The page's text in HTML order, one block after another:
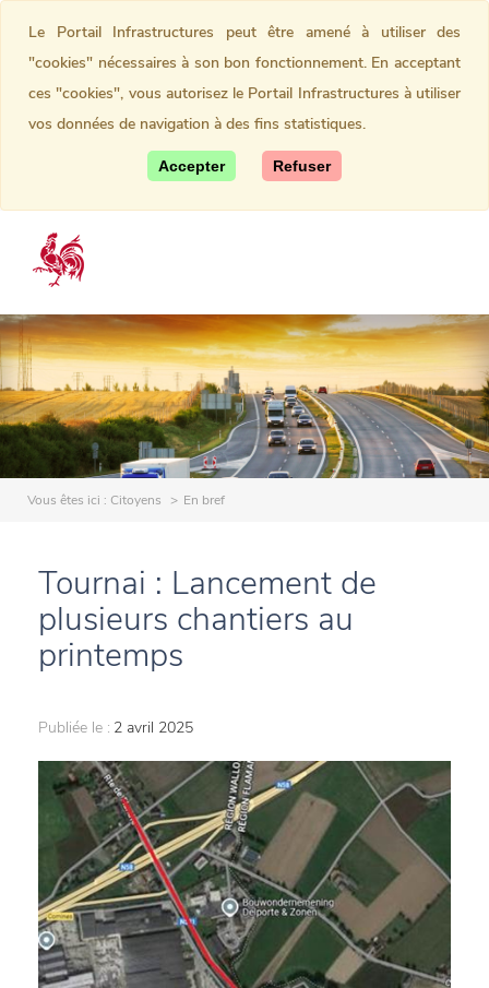
Vous êtes ici : Citoyens En bref
Tournai : Lancement de
plusieurs chantiers au
printemps
Publiée le : 2 avril 2025
Le Portail Infrastructures peut être amené à utiliser des
"cookies" nécessaires à son bon fonctionnement. En acceptant
ces "cookies", vous autorisez le Portail Infrastructures à utiliser
vos données de navigation à des fins statistiques.
Accepter Refuser